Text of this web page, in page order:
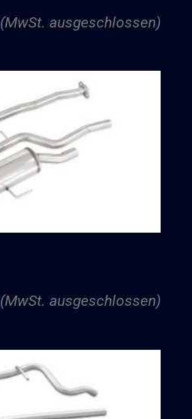
(MwSt. ausgeschlossen)
(MwSt. ausgeschlossen)